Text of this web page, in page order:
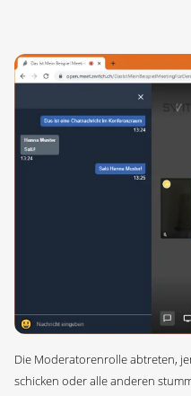
Die Moderatorenrolle abtreten,
schicken oder alle anderen